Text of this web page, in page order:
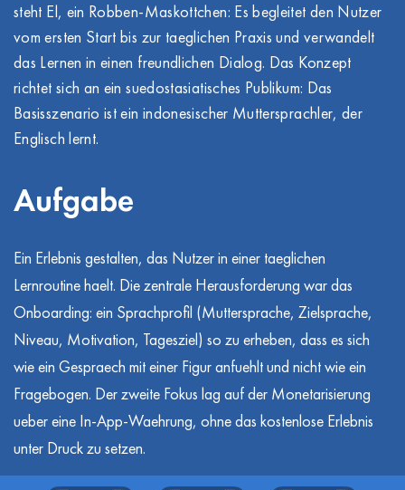
steht El, ein Robben-Maskottchen: Es begleitet den Nutzer
vom ersten Start bis zur taeglichen Praxis und verwandelt
das Lernen in einen freundlichen Dialog. Das Konzept
richtet sich an ein suedostasiatisches Publikum: Das
Basisszenario ist ein indonesischer Muttersprachler, der
Englisch lernt.
Aufgabe
Ein Erlebnis gestalten, das Nutzer in einer taeglichen
Lernroutine haelt. Die zentrale Herausforderung war das
Onboarding: ein Sprachprofil (Muttersprache, Zielsprache,
Niveau, Motivation, Tagesziel) so zu erheben, dass es sich
wie ein Gespraech mit einer Figur anfuehlt und nicht wie ein
Fragebogen. Der zweite Fokus lag auf der Monetarisierung
ueber eine In-App-Waehrung, ohne das kostenlose Erlebnis
unter Druck zu setzen.